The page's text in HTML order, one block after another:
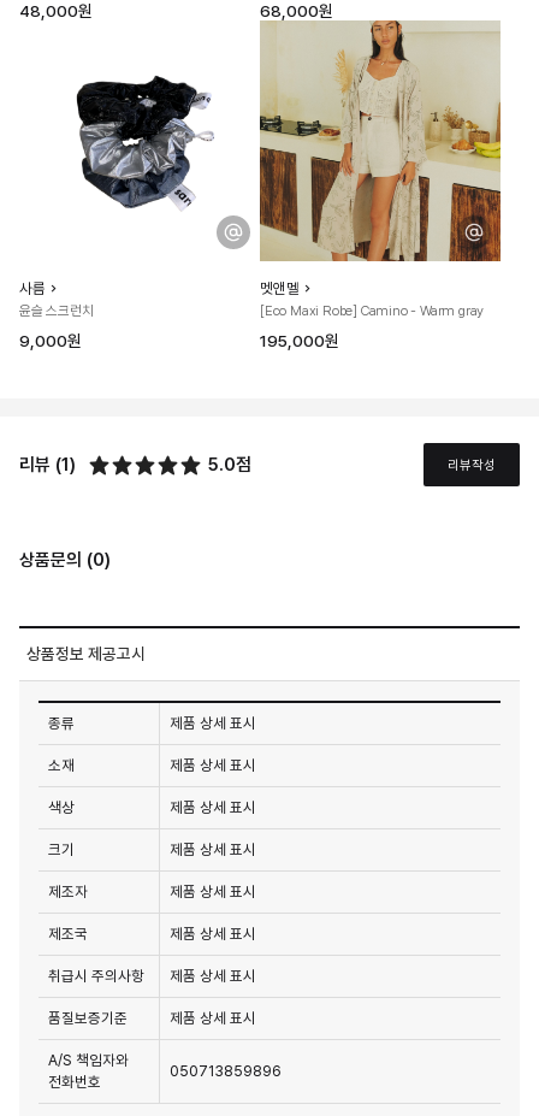
48,000원 68,000원
사름
윤슬 스크런치
9,000원
멧앤멜
[Eco Maxi Robe] Camino - Warm gray
195,000원
리뷰 (1) 5.0점 리뷰작성
상품문의 (0)
상품정보 제공고시
종류 제품 상세 표시
소재 제품 상세 표시
색상 제품 상세 표시
크기 제품 상세 표시
제조자 제품 상세 표시
제조국 제품 상세 표시
취급시 주의사항 제품 상세 표시
품질보증기준 제품 상세 표시
A/S 책임자와
전화번호
050713859896